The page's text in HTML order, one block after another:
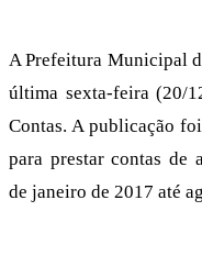
A Prefeitura Municipal
última sexta-feira (20/
Contas. A publicação
para prestar contas de
de janeiro de 2017 até